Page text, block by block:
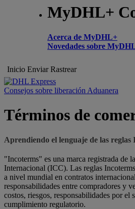
MyDHL+
Acerca de MyDHL+
Novedades sobre
Inicio Enviar Rastrear
Consejos sobre liberación Aduanera
Términos de
Aprendiendo el lenguaje de las
"Incoterms" es una marca registrada de
Internacional (ICC). Las reglas
a nivel mundial en contratos
responsabilidades entre compradores y
costos, riesgos, responsabilidades por el
cumplimiento regulatorio.